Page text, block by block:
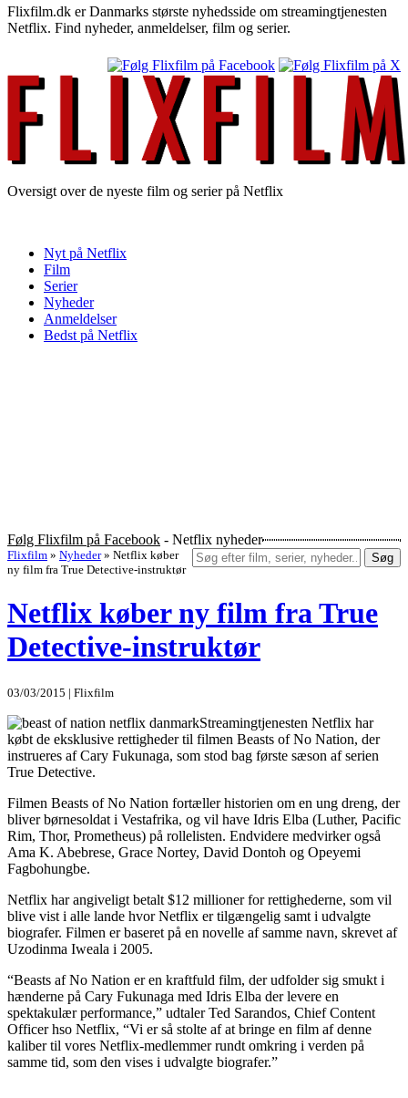
Flixfilm.dk er Danmarks største nyhedsside om streamingtjenesten
Netflix. Find nyheder, anmeldelser, film og serier.
Oversigt over de nyeste film og serier på Netflix
Nyt på Netflix
Film
Serier
Nyheder
Anmeldelser
Bedst på Netflix
Følg Flixfilm på Facebook - Netflix nyheder
Søg
Flixfilm » Nyheder » Netflix køber
ny film fra True Detective-instruktør
Netflix køber ny film fra True
Detective-instruktør
03/03/2015 | Flixfilm
Streamingtjenesten Netflix har
købt de eksklusive rettigheder til filmen Beasts of No Nation, der
instrueres af Cary Fukunaga, som stod bag første sæson af serien
True Detective.
Filmen Beasts of No Nation fortæller historien om en ung dreng, der
bliver børnesoldat i Vestafrika, og vil have Idris Elba (Luther, Pacific
Rim, Thor, Prometheus) på rollelisten. Endvidere medvirker også
Ama K. Abebrese, Grace Nortey, David Dontoh og Opeyemi
Fagbohungbe.
Netflix har angiveligt betalt $12 millioner for rettighederne, som vil
blive vist i alle lande hvor Netflix er tilgængelig samt i udvalgte
biografer. Filmen er baseret på en novelle af samme navn, skrevet af
Uzodinma Iweala i 2005.
“Beasts af No Nation er en kraftfuld film, der udfolder sig smukt i
hænderne på Cary Fukunaga med Idris Elba der levere en
spektakulær performance,” udtaler Ted Sarandos, Chief Content
Officer hso Netflix, “Vi er så stolte af at bringe en film af denne
kaliber til vores Netflix-medlemmer rundt omkring i verden på
samme tid, som den vises i udvalgte biografer.”